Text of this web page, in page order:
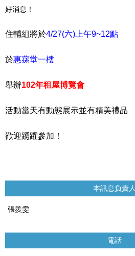
好消息！
住輔組將於4/27(六)上午9~12點
於惠蓀堂一樓
舉辦102年租屋博覽會
活動當天有動態展示並有精美禮品
歡迎踴躍參加！
本訊息負責人
張羨雯
電話